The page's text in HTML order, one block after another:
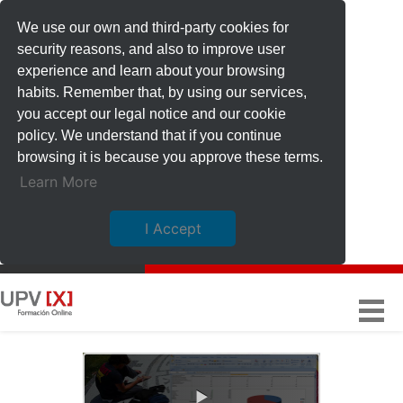
We use our own and third-party cookies for
security reasons, and also to improve user
experience and learn about your browsing
habits. Remember that, by using our services,
you accept our legal notice and our cookie
policy. We understand that if you continue
browsing it is because you approve these terms.
Learn More
I Accept